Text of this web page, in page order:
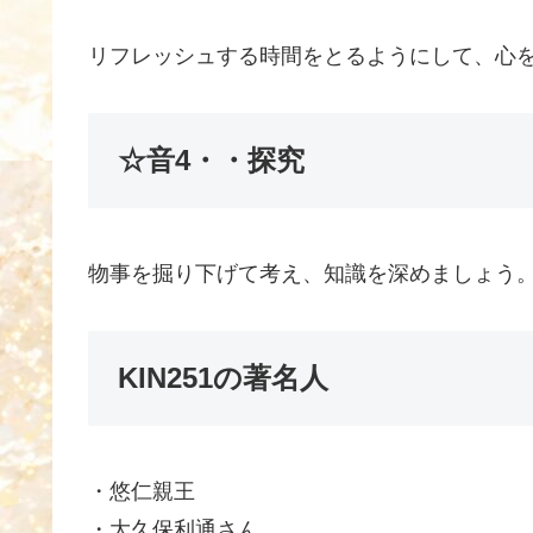
リフレッシュする時間をとるようにして、心
☆音4・・探究
物事を掘り下げて考え、知識を深めましょう。
KIN251の著名人
・悠仁親王